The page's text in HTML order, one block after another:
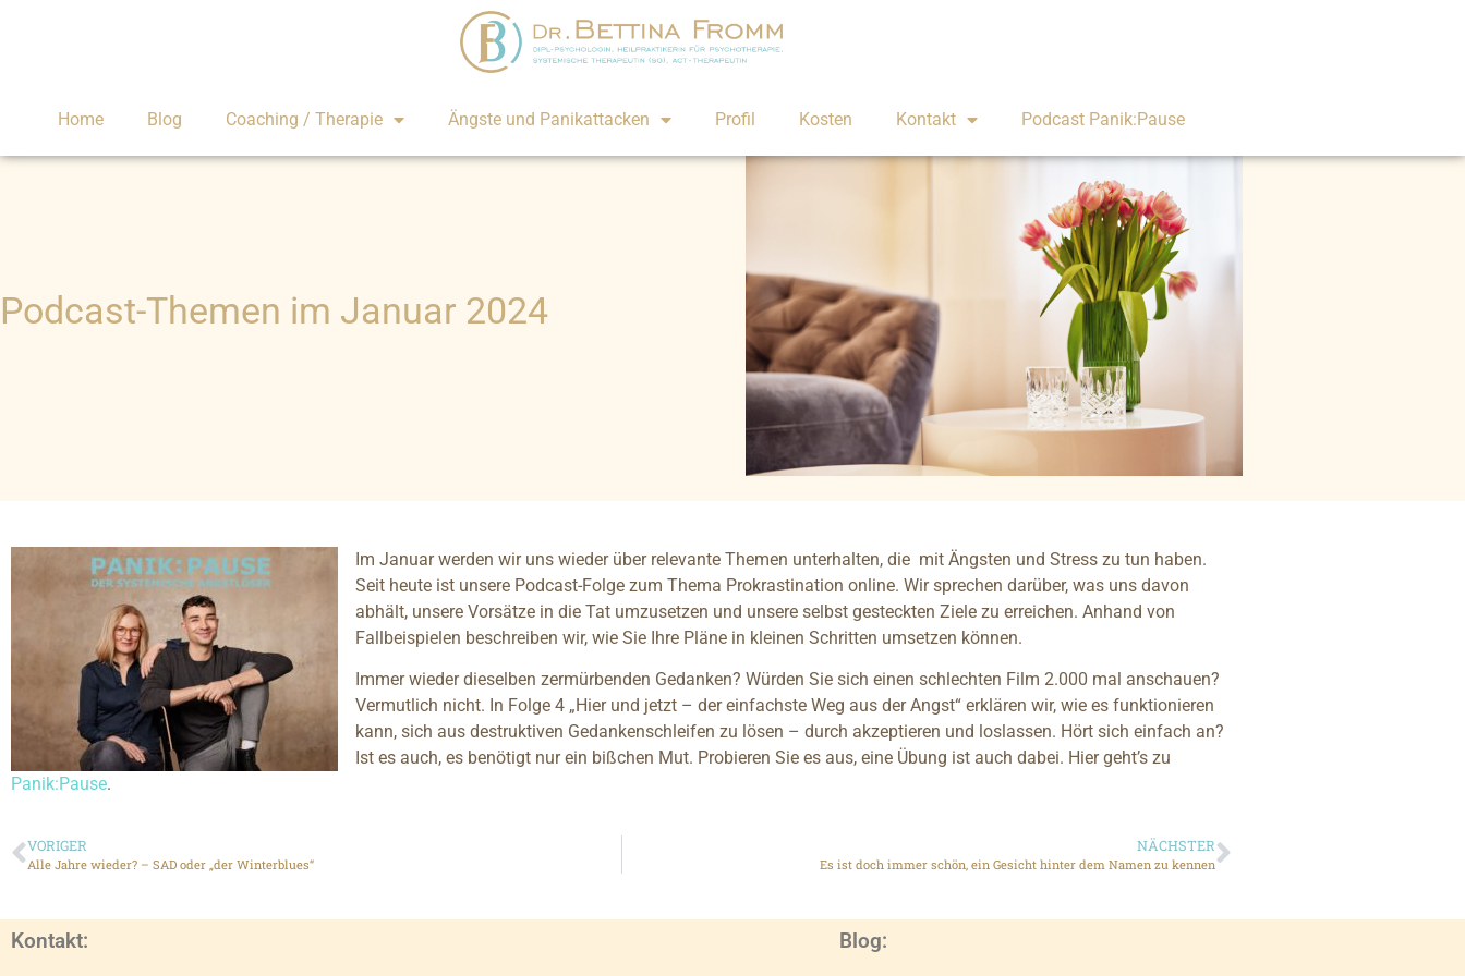
Home Blog Coaching / Therapie Ängste und Panikattacken Profil Kosten Kontakt Podcast Panik:Pause
Podcast-Themen im Januar 2024
Im Januar werden wir uns wieder über relevante Themen unterhalten, die mit Ängsten und Stress zu tun haben.
Seit heute ist unsere Podcast-Folge zum Thema Prokrastination online. Wir sprechen darüber, was uns davon
abhält, unsere Vorsätze in die Tat umzusetzen und unsere selbst gesteckten Ziele zu erreichen. Anhand von
Fallbeispielen beschreiben wir, wie Sie Ihre Pläne in kleinen Schritten umsetzen können.
Immer wieder dieselben zermürbenden Gedanken? Würden Sie sich einen schlechten Film 2.000 mal anschauen?
Vermutlich nicht. In Folge 4 „Hier und jetzt – der einfachste Weg aus der Angst“ erklären wir, wie es funktionieren
kann, sich aus destruktiven Gedankenschleifen zu lösen – durch akzeptieren und loslassen. Hört sich einfach an?
Ist es auch, es benötigt nur ein bißchen Mut. Probieren Sie es aus, eine Übung ist auch dabei. Hier geht’s zu
Panik:Pause.
VORIGER
Alle Jahre wieder? – SAD oder „der Winterblues“
NÄCHSTER
Es ist doch immer schön, ein Gesicht hinter dem Namen zu kennen
Kontakt: Blog: